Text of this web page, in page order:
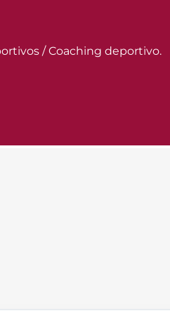
/ Coaching deportivo.